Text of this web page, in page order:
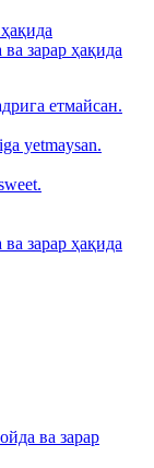
зарар ҳақида
етмайсан.
yetmaysan.
зарар ҳақида
ва зарар